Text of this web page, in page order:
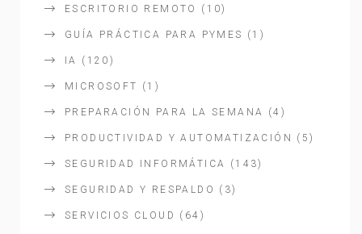
ESCRITORIO REMOTO (10)
GUÍA PRÁCTICA PARA PYMES (1)
IA (120)
MICROSOFT (1)
PREPARACIÓN PARA LA SEMANA (4)
PRODUCTIVIDAD Y AUTOMATIZACIÓN (5)
SEGURIDAD INFORMÁTICA (143)
SEGURIDAD Y RESPALDO (3)
SERVICIOS CLOUD (64)